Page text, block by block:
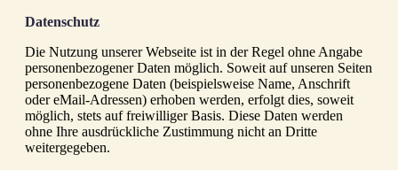
Datenschutz
Die Nutzung unserer Webseite ist in der Regel ohne Angabe
personenbezogener Daten möglich. Soweit auf unseren Seiten
personenbezogene Daten (beispielsweise Name, Anschrift
oder eMail-Adressen) erhoben werden, erfolgt dies, soweit
möglich, stets auf freiwilliger Basis. Diese Daten werden
ohne Ihre ausdrückliche Zustimmung nicht an Dritte
weitergegeben.